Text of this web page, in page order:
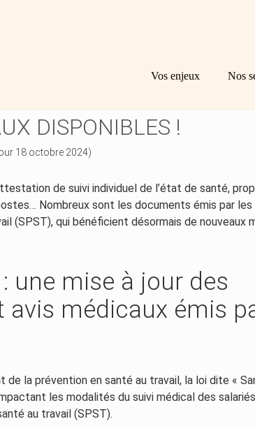
Vos enjeux Nos
DISPONIBLES !
18 octobre 2024)
de suivi individuel de l’état de santé,
Nombreux sont les documents émis par
(SPST), qui bénéficient désormais de nouveaux
une mise à jour des
médicaux émis
de la prévention en santé au travail, la loi dite «
les modalités du suivi médical des
au travail (SPST).